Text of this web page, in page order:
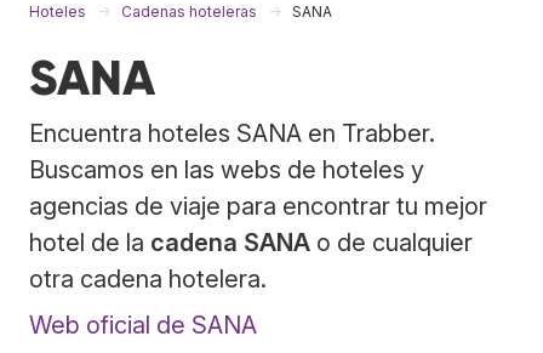
Hoteles Cadenas hoteleras SANA
SANA
Encuentra hoteles SANA en Trabber.
Buscamos en las webs de hoteles y
agencias de viaje para encontrar tu mejor
hotel de la cadena SANA o de cualquier
otra cadena hotelera.
Web oficial de SANA